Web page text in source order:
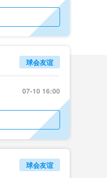
球会友谊
07-10 16:00
球会友谊